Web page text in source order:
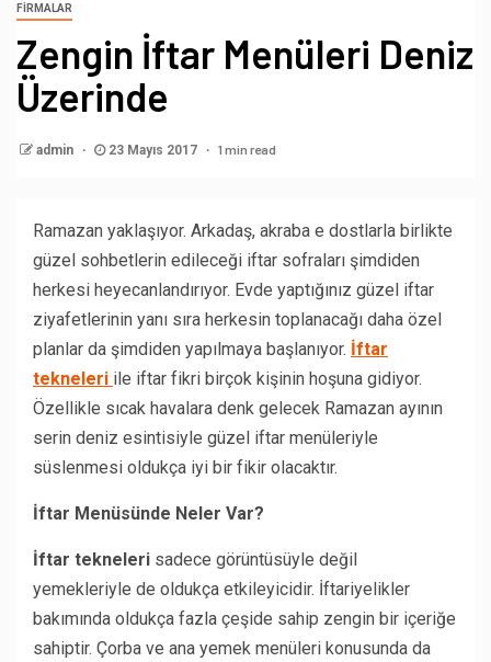
FIRMALAR
Zengin İftar Menüleri Deniz
Üzerinde
admin 23 Mayıs 2017 1 min read
Ramazan yaklaşıyor. Arkadaş, akraba e dostlarla birlikte
güzel sohbetlerin edileceği iftar sofraları şimdiden
herkesi heyecanlandırıyor. Evde yaptığınız güzel iftar
ziyafetlerinin yanı sıra herkesin toplanacağı daha özel
planlar da şimdiden yapılmaya başlanıyor. İftar
tekneleri ile iftar fikri birçok kişinin hoşuna gidiyor.
Özellikle sıcak havalara denk gelecek Ramazan ayının
serin deniz esintisiyle güzel iftar menüleriyle
süslenmesi oldukça iyi bir fikir olacaktır.
İftar Menüsünde Neler Var?
İftar tekneleri sadece görüntüsüyle değil
yemekleriyle de oldukça etkileyicidir. İftariyelikler
bakımında oldukça fazla çeşide sahip zengin bir içeriğe
sahiptir. Çorba ve ana yemek menüleri konusunda da